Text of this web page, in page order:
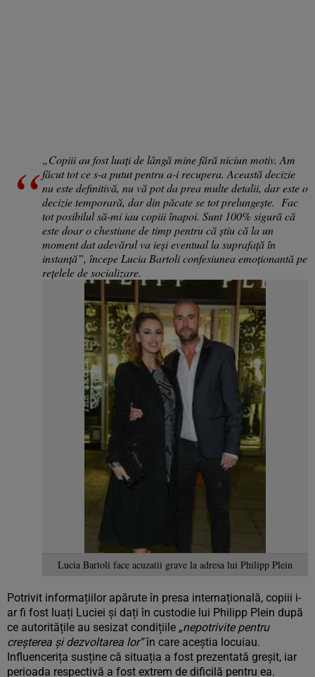
„Copiii au fost luați de lângă mine fără niciun motiv. Am
făcut tot ce s-a putut pentru a-i recupera. Această decizie
nu este definitivă, nu vă pot da prea multe detalii, dar este o
decizie temporară, dar din păcate se tot prelungește. Fac
tot posibilul să-mi iau copiii înapoi. Sunt 100% sigură că
este doar o chestiune de timp pentru că știu că la un
moment dat adevărul va ieși eventual la suprafață în
instanță”, începe Lucia Bartoli confesiunea emoționantă pe
rețelele de socializare.
Lucia Bartoli face acuzatii grave la adresa lui Philipp Plein
Potrivit informațiilor apărute în presa internațională, copiii i-
ar fi fost luați Luciei și dați în custodie lui Philipp Plein după
ce autoritățile au sesizat condițiile „nepotrivite pentru
creșterea și dezvoltarea lor”în care aceștia locuiau.
Influencerița susține că situația a fost prezentată greșit, iar
perioada respectivă a fost extrem de dificilă pentru ea.